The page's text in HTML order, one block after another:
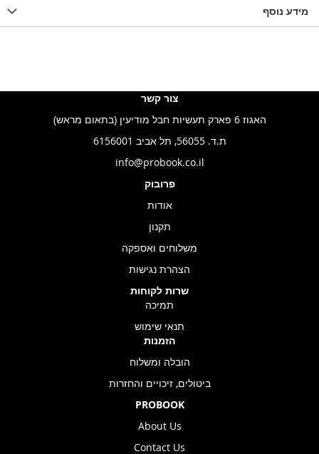
מידע נוסף
צור קשר
האגוז 6 פארק תעשיות חבל מודיעין (בתאום מראש)
ת.ד. 56055, תל אביב 6156001
info@probook.co.il
פרובוק
אודות
תקנון
משלוחים ואספקה
הצהרת נגישות
שרות לקוחות
תמיכה
תנאי שימוש
הזמנות
הובלה ומשלוח
ביטולים, זיכויים והחזרות
PROBOOK
About Us
Contact Us